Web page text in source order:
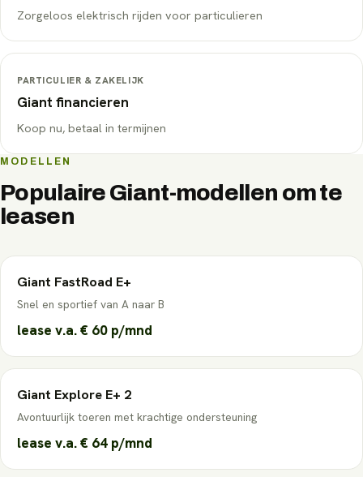
Zorgeloos elektrisch rijden voor particulieren
PARTICULIER & ZAKELIJK
Giant financieren
Koop nu, betaal in termijnen
MODELLEN
PopulaireGiant-modellen om te
leasen
Giant FastRoad E+
Snel en sportief van A naar B
lease v.a.€ 60 p/mnd
Giant Explore E+ 2
Avontuurlijk toeren met krachtige ondersteuning
lease v.a.€ 64 p/mnd